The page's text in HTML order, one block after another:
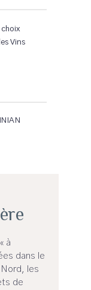
Vins
à
dans le
les
de